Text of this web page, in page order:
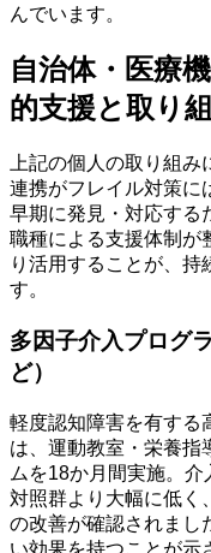
んでいます。
自治体・医療
的支援と取り
上記の個人の取り組
連携がフレイル対策に
早期に発見・対応する
職種による支援体制が
り活用することが、持
す。
多因子介入プログ
ど）
軽度認知障害を有する
は、運動教室・栄養指
ムを18か月間実施。
対照群より大幅に低く
の改善が確認されまし
い効果を持つことが示